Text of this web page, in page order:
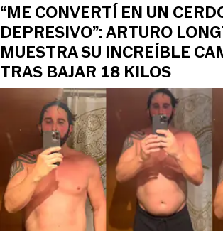
“ME CONVERTÍ EN UN
DEPRESIVO”: ARTURO
MUESTRA SU INCREÍBLE
TRAS BAJAR 18 KILOS